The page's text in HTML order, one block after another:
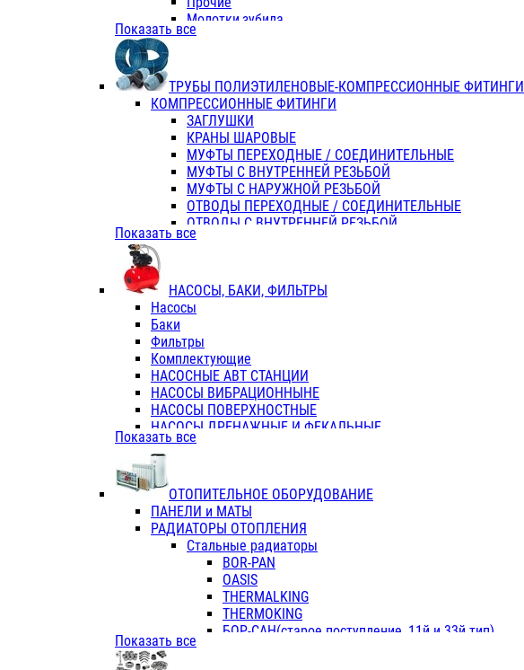
Молотки,зубила
Пассатижи,тонкогубцы,утконосы
Отвертки
Хоз. инвентарь
ЭЛ. ИНСТРУМЕНТ OASIS
Показать все
ТРУБЫ ПОЛИЭТИЛЕНОВЫЕ-КОМПРЕССИОННЫЕ ФИТИНГИ
КОМПРЕССИОННЫЕ ФИТИНГИ
ЗАГЛУШКИ
КРАНЫ ШАРОВЫЕ
МУФТЫ ПЕРЕХОДНЫЕ / СОЕДИНИТЕЛЬНЫЕ
МУФТЫ С ВНУТРЕННЕЙ РЕЗЬБОЙ
МУФТЫ С НАРУЖНОЙ РЕЗЬБОЙ
ОТВОДЫ ПЕРЕХОДНЫЕ / СОЕДИНИТЕЛЬНЫЕ
ОТВОДЫ С ВНУТРЕННЕЙ РЕЗЬБОЙ
ОТВОДЫ С НАРУЖНОЙ РЕЗЬБОЙ
ТРОЙНИКИ ПЕРЕХОДНЫЕ / СОЕДИНИТЕЛЬНЫЕ
ТРОЙНИКИ С ВНУТРЕННЕЙ РЕЗЬБОЙ
КОЛЬЦА РЕЗИНОВЫЕ
ТРУБЫ НАПОРНЫЕ
ТРУБЫ ГОФРИРОВАННЫЕ ДВУХСЛ.
ТРУБЫ ПОЛИЭТИЛЕНОВЫЕ
Показать все
НАСОСЫ, БАКИ, ФИЛЬТРЫ
Насосы
Баки
Фильтры
Комплектующие
НАСОСНЫЕ АВТ СТАНЦИИ
НАСОСЫ ВИБРАЦИОННЫНЕ
НАСОСЫ ПОВЕРХНОСТНЫЕ
НАСОСЫ ДРЕНАЖНЫЕ И ФЕКАЛЬНЫЕ
НАСОСЫ ПОВЫСИТ и ЦИРКУЛЯЦИОННЫЕ
НАСОСЫ СКВАЖИННЫЕ
Показать все
ОТОПИТЕЛЬНОЕ ОБОРУДОВАНИЕ
ПАНЕЛИ и МАТЫ
РАДИАТОРЫ ОТОПЛЕНИЯ
Стальные радиаторы
BOR-PAN
OASIS
THERMALKING
THERMOKING
БОР-САН(старое поступление, 11й и 33й тип)
Показать все